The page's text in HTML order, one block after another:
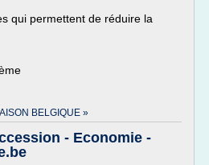
qui permettent de réduire la
BELGIQUE »
- Economie -